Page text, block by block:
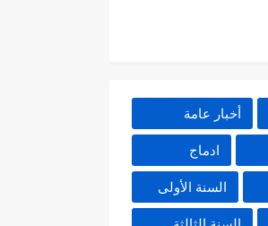
أخبار عامة
ادماج
السنة الأولى